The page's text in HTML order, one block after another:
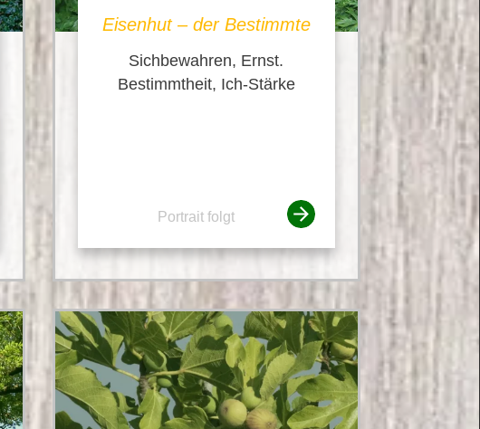
Eisenhut – der Bestimmte
Sichbewahren, Ernst.
Bestimmtheit, Ich-Stärke
Portrait folgt